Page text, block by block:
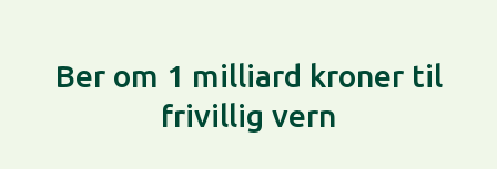
Ber om 1 milliard kroner til
frivillig vern